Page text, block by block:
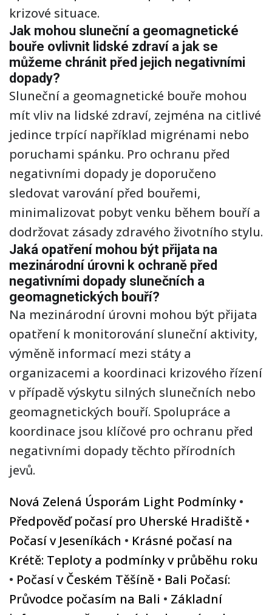
krizové situace.
Jak mohou sluneční a geomagnetické
bouře ovlivnit lidské zdraví a jak se
můžeme chránit před jejich negativními
dopady?
Sluneční a geomagnetické bouře mohou
mít vliv na lidské zdraví, zejména na citlivé
jedince trpící například migrénami nebo
poruchami spánku. Pro ochranu před
negativními dopady je doporučeno
sledovat varování před bouřemi,
minimalizovat pobyt venku během bouří a
dodržovat zásady zdravého životního stylu.
Jaká opatření mohou být přijata na
mezinárodní úrovni k ochraně před
negativními dopady slunečních a
geomagnetických bouří?
Na mezinárodní úrovni mohou být přijata
opatření k monitorování sluneční aktivity,
výměně informací mezi státy a
organizacemi a koordinaci krizového řízení
v případě výskytu silných slunečních nebo
geomagnetických bouří. Spolupráce a
koordinace jsou klíčové pro ochranu před
negativními dopady těchto přírodních
jevů.
Nová Zelená Úsporám Light Podmínky •
Předpověď počasí pro Uherské Hradiště •
Počasí v Jeseníkách • Krásné počasí na
Krétě: Teploty a podmínky v průběhu roku
• Počasí v Českém Těšíně • Bali Počasí:
Průvodce počasím na Bali • Základní